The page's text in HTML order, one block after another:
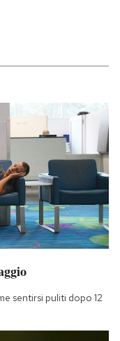
sentirsi puliti dopo 12